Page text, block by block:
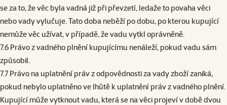
se za to, že věc byla vadná již při převzetí, ledaže to povaha věci
nebo vady vylučuje. Tato doba neběží po dobu, po kterou kupující
nemůže věc užívat, v případě, že vadu vytkl oprávněně.
7.6 Právo z vadného plnění kupujícímu nenáleží, pokud vadu sám
způsobil.
7.7 Právo na uplatnění práv z odpovědnosti za vady zboží zaniká,
pokud nebylo uplatněno ve lhůtě k uplatnění práv z vadného plnění.
Kupující může vytknout vadu, která se na věci projeví v době dvou